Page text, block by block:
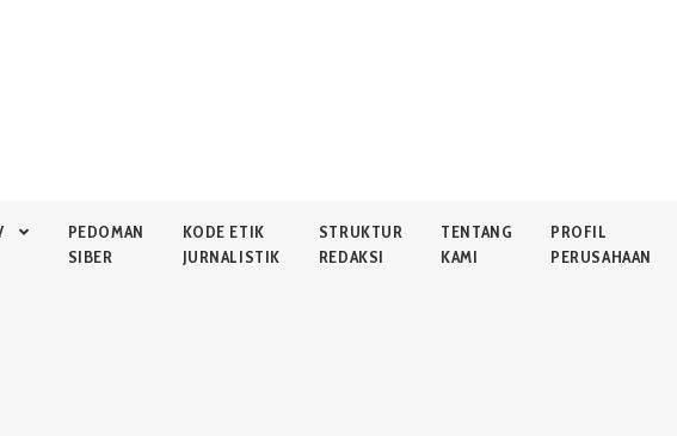
PEDOMAN
SIBER
KODE ETIK
JURNALISTIK
STRUKTUR
REDAKSI
TENTANG
KAMI
PROFIL
PERUSAHAAN